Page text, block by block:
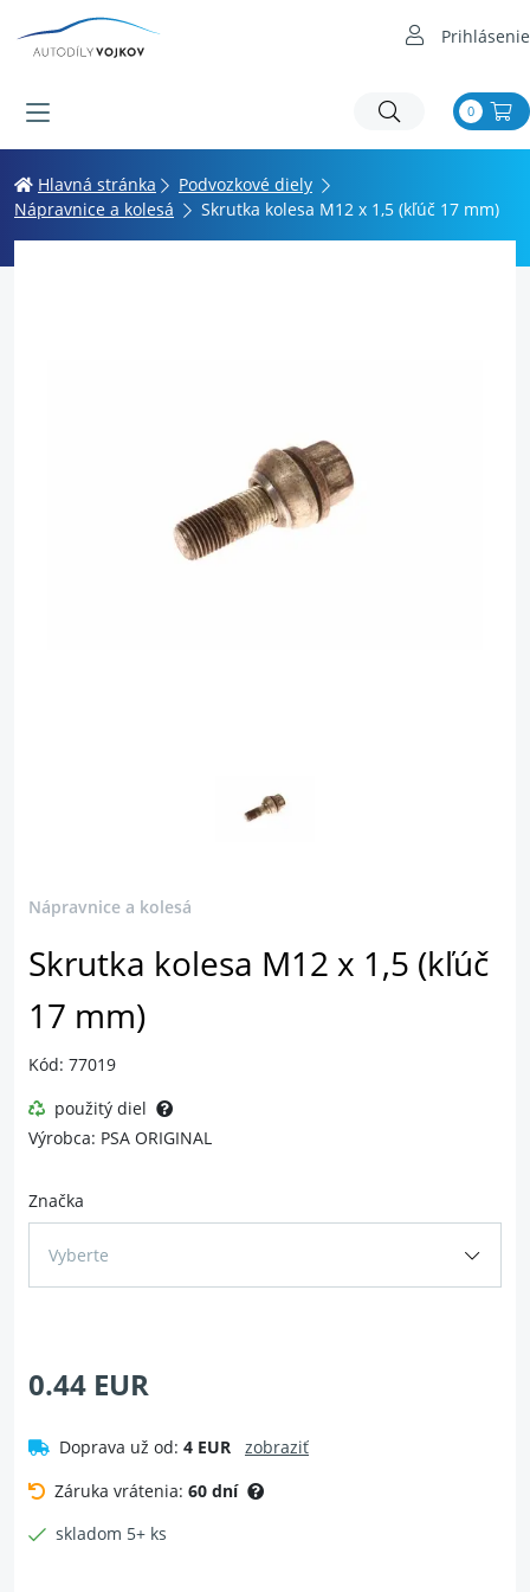
Prihlásenie
0
Hlavná stránka
Podvozkové diely
Nápravnice a kolesá
Skrutka kolesa M12 x 1,5 (kľúč 17 mm)
Nápravnice a kolesá
Skrutka kolesa M12 x 1,5 (kľúč
17 mm)
Kód: 77019
použitý diel
Výrobca: PSA ORIGINAL
Značka
Vyberte
0.44 EUR
Doprava už od: 4 EUR
zobraziť
Záruka vrátenia: 60 dní
skladom 5+ ks